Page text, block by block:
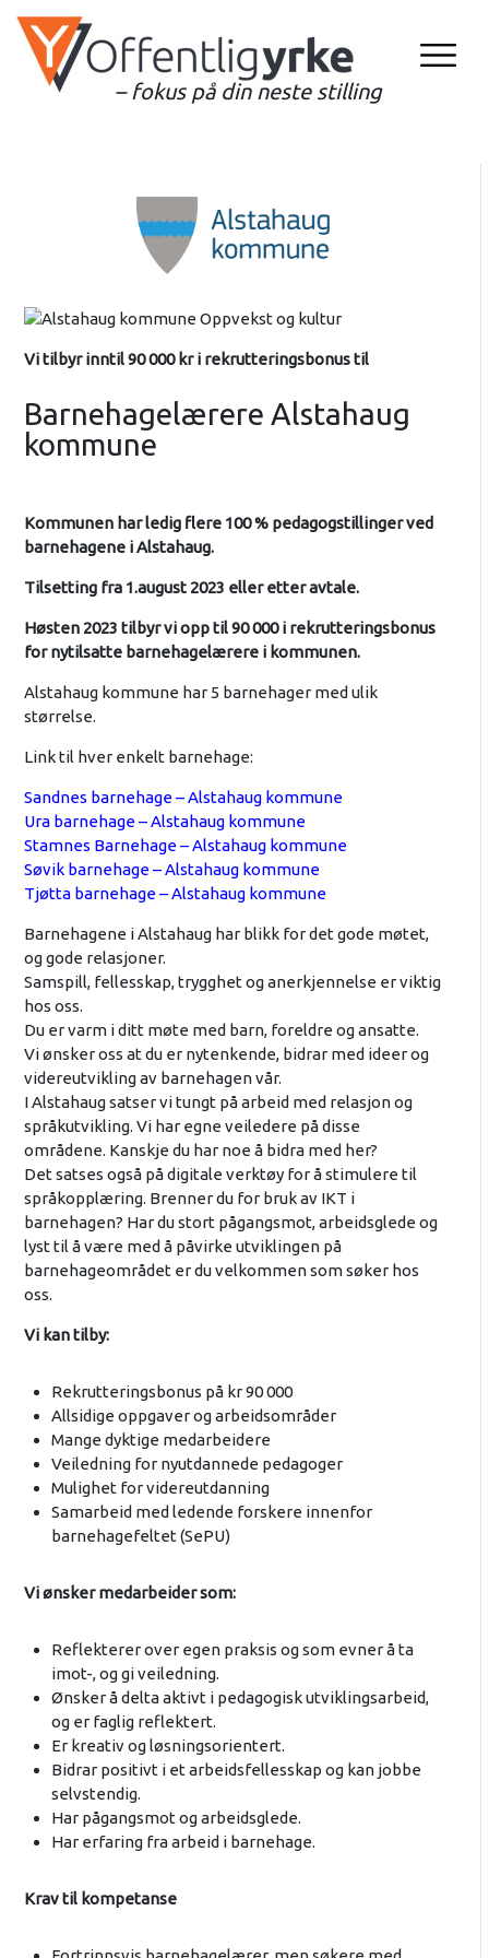
– fokus på din neste stilling
Vi tilbyr inntil 90 000 kr i rekrutteringsbonus til
Barnehagelærere Alstahaug
kommune
Kommunen har ledig flere 100 % pedagogstillinger ved
barnehagene i Alstahaug.
Tilsetting fra 1.august 2023 eller etter avtale.
Høsten 2023 tilbyr vi opp til 90 000 i rekrutteringsbonus
for nytilsatte barnehagelærere i kommunen.
Alstahaug kommune har 5 barnehager med ulik
størrelse.
Link til hver enkelt barnehage:
Sandnes barnehage – Alstahaug kommune
Ura barnehage – Alstahaug kommune
Stamnes Barnehage – Alstahaug kommune
Søvik barnehage – Alstahaug kommune
Tjøtta barnehage – Alstahaug kommune
Barnehagene i Alstahaug har blikk for det gode møtet,
og gode relasjoner.
Samspill, fellesskap, trygghet og anerkjennelse er viktig
hos oss.
Du er varm i ditt møte med barn, foreldre og ansatte.
Vi ønsker oss at du er nytenkende, bidrar med ideer og
videreutvikling av barnehagen vår.
I Alstahaug satser vi tungt på arbeid med relasjon og
språkutvikling. Vi har egne veiledere på disse
områdene. Kanskje du har noe å bidra med her?
Det satses også på digitale verktøy for å stimulere til
språkopplæring. Brenner du for bruk av IKT i
barnehagen? Har du stort pågangsmot, arbeidsglede og
lyst til å være med å påvirke utviklingen på
barnehageområdet er du velkommen som søker hos
oss.
Vi kan tilby:
Rekrutteringsbonus på kr 90 000
Allsidige oppgaver og arbeidsområder
Mange dyktige medarbeidere
Veiledning for nyutdannede pedagoger
Mulighet for videreutdanning
Samarbeid med ledende forskere innenfor
barnehagefeltet (SePU)
Vi ønsker medarbeider som:
Reflekterer over egen praksis og som evner å ta
imot-, og gi veiledning.
Ønsker å delta aktivt i pedagogisk utviklingsarbeid,
og er faglig reflektert.
Er kreativ og løsningsorientert.
Bidrar positivt i et arbeidsfellesskap og kan jobbe
selvstendig.
Har pågangsmot og arbeidsglede.
Har erfaring fra arbeid i barnehage.
Krav til kompetanse